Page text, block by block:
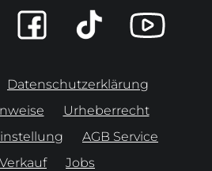
Datenschutzerklärung
Urheberrecht
AGB Service
Jobs